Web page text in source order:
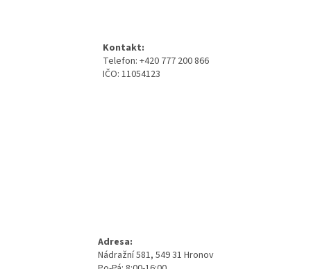
Kontakt:
Telefon: +420 777 200 866
IČO: 11054123
Adresa:
Nádražní 581, 549 31 Hronov